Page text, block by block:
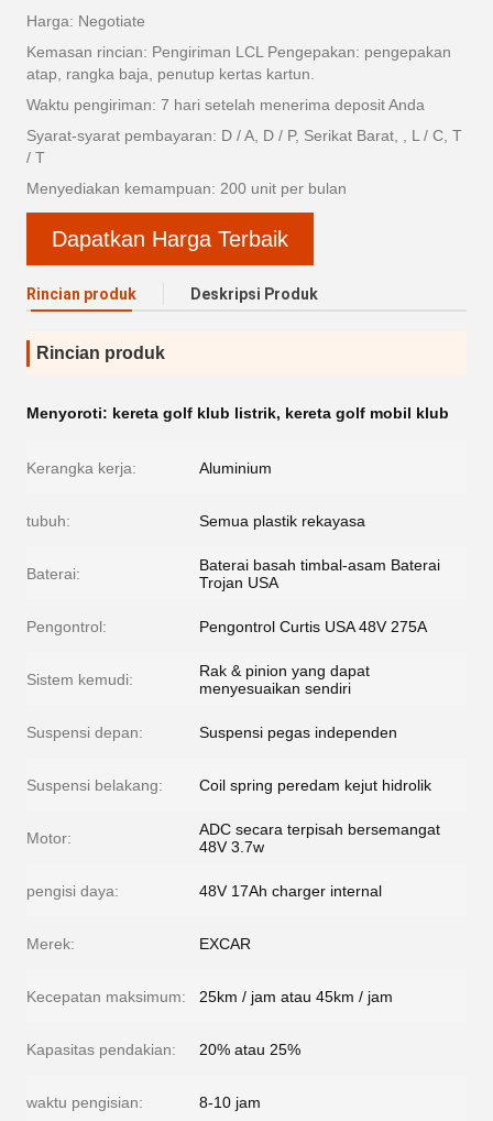
Harga: Negotiate
Kemasan rincian: Pengiriman LCL Pengepakan: pengepakan
atap, rangka baja, penutup kertas kartun.
Waktu pengiriman: 7 hari setelah menerima deposit Anda
Syarat-syarat pembayaran: D / A, D / P, Serikat Barat, , L / C, T
/ T
Menyediakan kemampuan: 200 unit per bulan
Dapatkan Harga Terbaik
Rincian produk Deskripsi Produk
Rincian produk
Menyoroti: kereta golf klub listrik, kereta golf mobil klub
Kerangka kerja: Aluminium
tubuh: Semua plastik rekayasa
Baterai:
Baterai basah timbal-asam Baterai
Trojan USA
Pengontrol: Pengontrol Curtis USA 48V 275A
Sistem kemudi:
Rak & pinion yang dapat
menyesuaikan sendiri
Suspensi depan: Suspensi pegas independen
Suspensi belakang: Coil spring peredam kejut hidrolik
Motor:
ADC secara terpisah bersemangat
48V 3.7w
pengisi daya: 48V 17Ah charger internal
Merek: EXCAR
Kecepatan maksimum: 25km / jam atau 45km / jam
Kapasitas pendakian: 20% atau 25%
waktu pengisian: 8-10 jam